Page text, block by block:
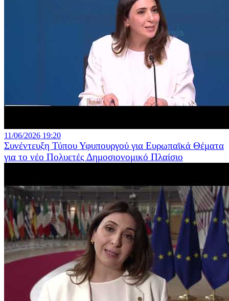
11/06/2026 19:20
Συνέντευξη Τύπου Υφυπουργού για Ευρωπαϊκά Θέματα
για το νέο Πολυετές Δημοσιονομικό Πλαίσιο